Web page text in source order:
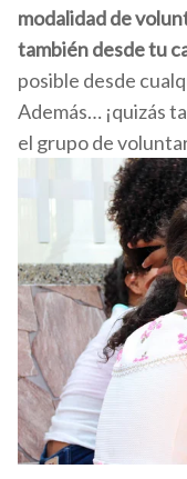
modalidad de
también desde tu
posible desde
Además… ¡quizás
el grupo de